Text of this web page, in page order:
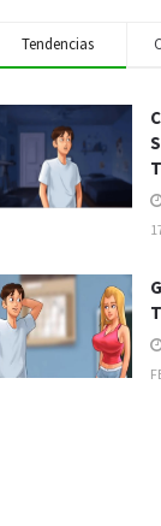
Tendencias